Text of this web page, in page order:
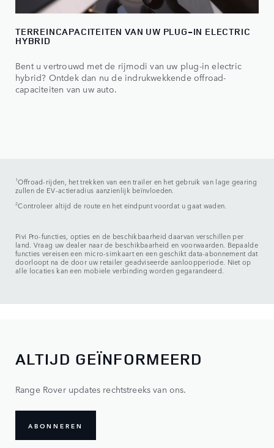
TERREINCAPACITEITEN VAN UW PLUG-IN ELECTRIC
HYBRID
Bent u vertrouwd met de rijmodi van uw plug-in electric
hybrid? Ontdek dan nu de indrukwekkende offroad-
capaciteiten van uw auto.
1Offroad-rijden, het trekken van een trailer en het gebruik van lage gearing
zullen de EV-actieradius aanzienlijk beïnvloeden.
2Controleer altijd de route en het eindpunt voordat u gaat waden.
Pivi Pro-functies, opties en de beschikbaarheid daarvan verschillen per
land. Vraag uw dealer naar de beschikbaarheid en voorwaarden. Bepaalde
functies vereisen een micro-simkaart en een geschikt data-abonnement dat
doorloopt na de door uw retailer geadviseerde aanloopperiode. Niet op
alle locaties kan een mobiele verbinding worden gegarandeerd.
ALTIJD GEÏNFORMEERD
Range Rover updates rechtstreeks van ons.
ABONNEREN